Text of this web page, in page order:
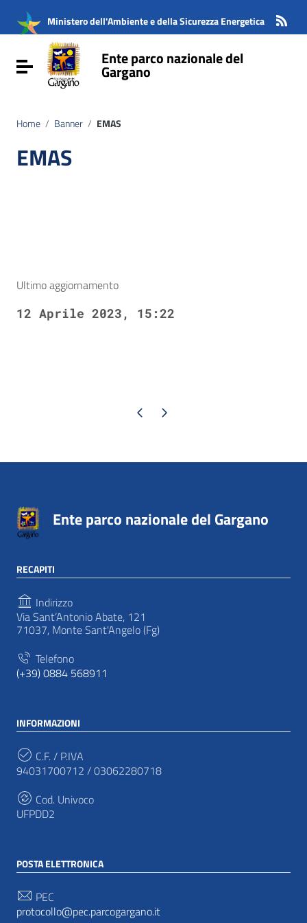
Vai al menu di navigazione
Vai al footer
Ministero dell'Ambiente e della Sicurezza Energetica
Attiva / disattiva la navigazioneEnte parco nazionale del
Gargano
Home / Banner / EMAS
EMAS
Ultimo aggiornamento
12 Aprile 2023, 15:22
Pagina precedente
Pagina successiva
Ente parco nazionale del Gargano
RECAPITI
Indirizzo
Via Sant’Antonio Abate, 121
71037, Monte Sant'Angelo (Fg)
Telefono
(+39) 0884 568911
INFORMAZIONI
C.F. / P.IVA
94031700712 / 03062280718
Cod. Univoco
UFPDD2
POSTA ELETTRONICA
PEC
protocollo@pec.parcogargano.it